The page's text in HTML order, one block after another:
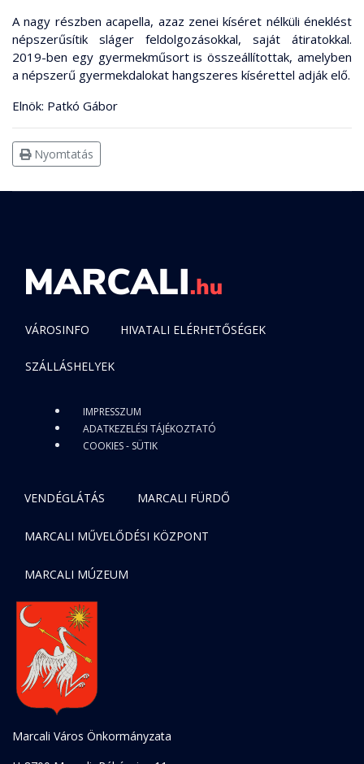
A nagy részben acapella, azaz zenei kíséret nélküli éneklést
népszerűsítik sláger feldolgozásokkal, saját átiratokkal.
2019-ben egy gyermekműsort is összeállítottak, amelyben
a népszerű gyermekdalokat hangszeres kísérettel adják elő.
Elnök: Patkó Gábor
Nyomtatás
VÁROSINFO HIVATALI ELÉRHETŐSÉGEK
SZÁLLÁSHELYEK
IMPRESSZUM
ADATKEZELÉSI TÁJÉKOZTATÓ
COOKIES - SÜTIK
VENDÉGLÁTÁS MARCALI FÜRDŐ
MARCALI MŰVELŐDÉSI KÖZPONT
MARCALI MÚZEUM
Marcali Város Önkormányzata